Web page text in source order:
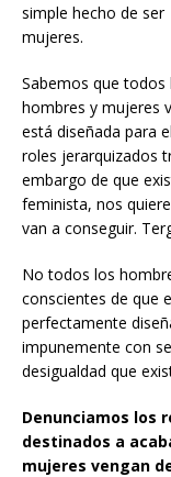
simple hecho de ser
mujeres.
Sabemos que todos
hombres y mujeres
está diseñada para
roles jerarquizados
embargo de que
feminista, nos
van a conseguir.
No todos los
conscientes de que
perfectamente
impunemente con
desigualdad que
Denunciamos los
destinados a
mujeres vengan